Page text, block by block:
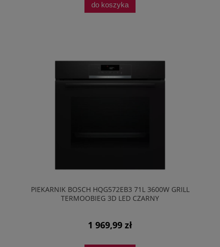
do koszyka
PIEKARNIK BOSCH HQG572EB3 71L 3600W GRILL
TERMOOBIEG 3D LED CZARNY
1 969,99 zł